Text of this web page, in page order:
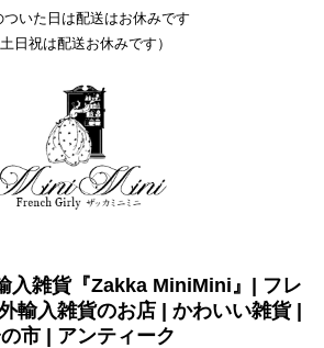
ついた日は配送はお休みです
土日祝は配送お休みです）
入雑貨『Zakka MiniMini』| フレ
輸入雑貨のお店 | かわいい雑貨 |
市 | アンティーク